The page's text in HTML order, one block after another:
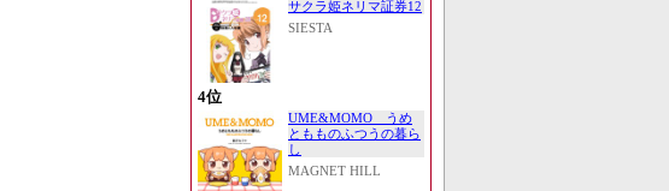
サクラ姫ネリマ証券12
SIESTA
4位
UME&MOMO うめ
ともものふつうの暮ら
し
MAGNET HILL